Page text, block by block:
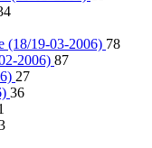
(18/19-03-2006) 78
2006) 87
27
36